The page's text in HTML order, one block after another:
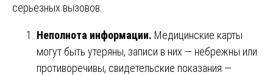
серьезных вызовов:
Неполнота информации. Медицинские карты
могут быть утеряны, записи в них — небрежны или
противоречивы, свидетельские показания —